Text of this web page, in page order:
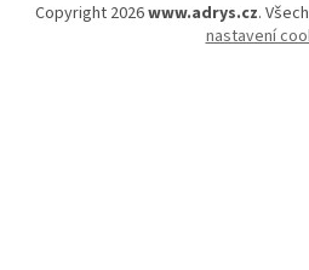
Copyright 2026www.adrys.cz.
nastavení